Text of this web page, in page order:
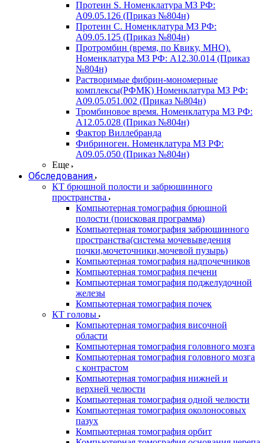
Протеин S. Номенклатура МЗ РФ:
A09.05.126 (Приказ №804н)
Протеин С. Номенклатура МЗ РФ:
A09.05.125 (Приказ №804н)
Протромбин (время, по Квику, МНО).
Номенклатура МЗ РФ: A12.30.014 (Приказ
№804н)
Растворимые фибрин-мономерные
комплексы(РФМК) Номенклатура МЗ РФ:
A09.05.051.002 (Приказ №804н)
Тромбиновое время. Номенклатура МЗ РФ:
A12.05.028 (Приказ №804н)
Фактор Виллебранда
Фибриноген. Номенклатура МЗ РФ:
A09.05.050 (Приказ №804н)
Еще
Обследования
КТ брюшной полости и забрюшинного
пространства
Компьютерная томография брюшной
полости (поисковая программа)
Компьютерная томография забрюшинного
пространства(система мочевыведения
почки,мочеточники,мочевой пузырь)
Компьютерная томография надпочечников
Компьютерная томография печени
Компьютерная томография поджелудочной
железы
Компьютерная томография почек
КТ головы
Компьютерная томография височной
области
Компьютерная томография головного мозга
Компьютерная томография головного мозга
с контрастом
Компьютерная томография нижней и
верхней челюсти
Компьютерная томография одной челюсти
Компьютерная томография околоносовых
пазух
Компьютерная томография орбит